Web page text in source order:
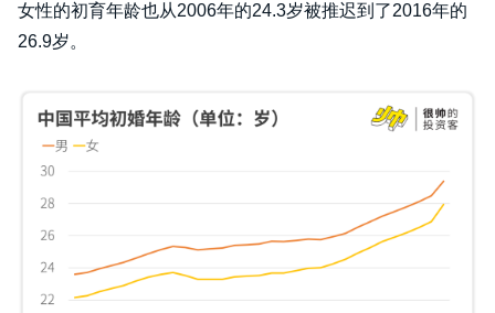
女性的初育年龄也从2006年的24.3岁被推迟到了2016年的
26.9岁。